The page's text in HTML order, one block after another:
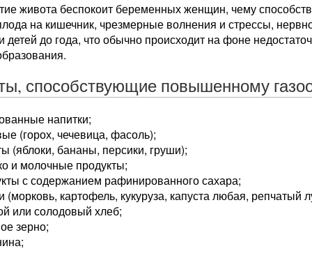
живота беспокоит беременных женщин, чему
на кишечник, чрезмерные волнения и стрессы,
детей до года, что обычно происходит на фоне
способствующие повышенному
напитки;
(горох, чечевица, фасоль);
(яблоки, бананы, персики, груши);
и молочные продукты;
с содержанием рафинированного сахара;
(морковь, картофель, кукуруза, капуста любая, репчатый
или солодовый хлеб;
зерно;